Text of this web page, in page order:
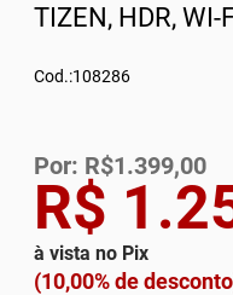
TIZEN, HDR, WI-
Cod.:108286
R$
à vista no Pix
(10,00% de
Por: R$1.399,00